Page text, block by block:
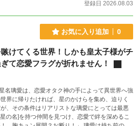
登録日 2026.08.03
お気に入り追加 0
けてくる世界！しかも皇太子様がチ
て恋愛フラグが折れません！
名璃愛は、恋愛オタク神の手によって異世界へ強